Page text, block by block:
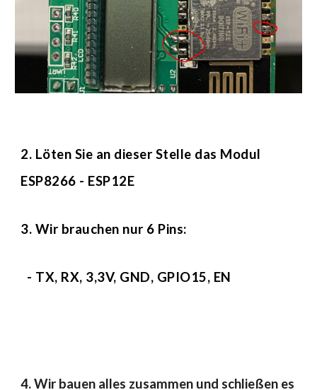
2. Löten Sie an dieser Stelle das Modul
ESP8266 - ESP12E
3. Wir brauchen nur 6 Pins:
  - TX, RX, 3,3V, GND, GPIO15, EN
4. Wir bauen alles zusammen und schließen es